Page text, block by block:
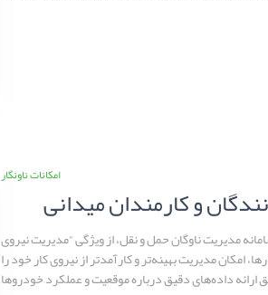
امکانات ناونگار
و کارمندان میدانی
مدیریت ناوگان حمل و نقل، از ویژگی “مدیریت نیروی
امکان مدیریت بهینه‌تر و کارآمدتر از نیروی کار خود را
ارائه داده‌های دقیق درباره موقعیت و عملکرد خودروها